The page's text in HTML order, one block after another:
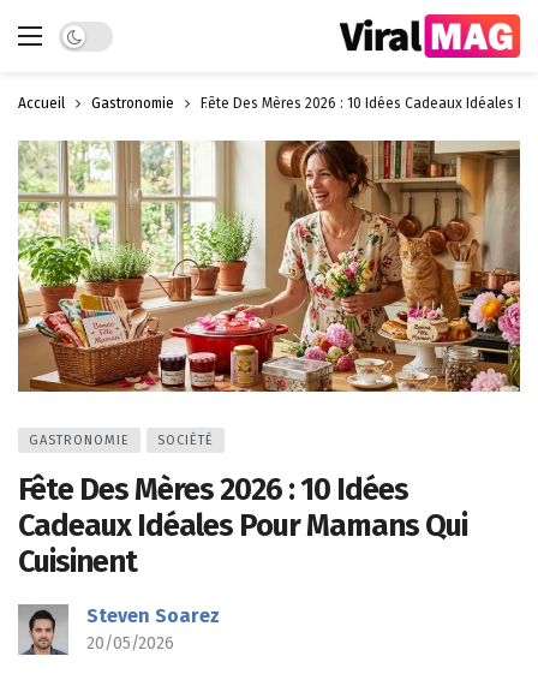
Dark mode
Accueil Gastronomie Fête Des Mères 2026 : 10 Idées Cadeaux Idéales
GASTRONOMIE SOCIÉTÉ
Fête Des Mères 2026 : 10 Idées
Cadeaux Idéales Pour Mamans Qui
Cuisinent
Steven Soarez
20/05/2026